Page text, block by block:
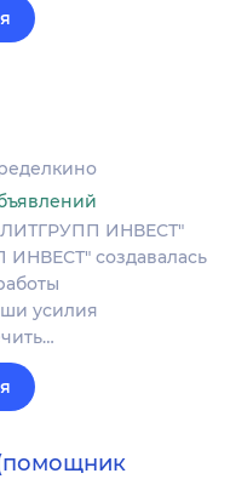
ИНВЕСТ"
создавалась
усилия